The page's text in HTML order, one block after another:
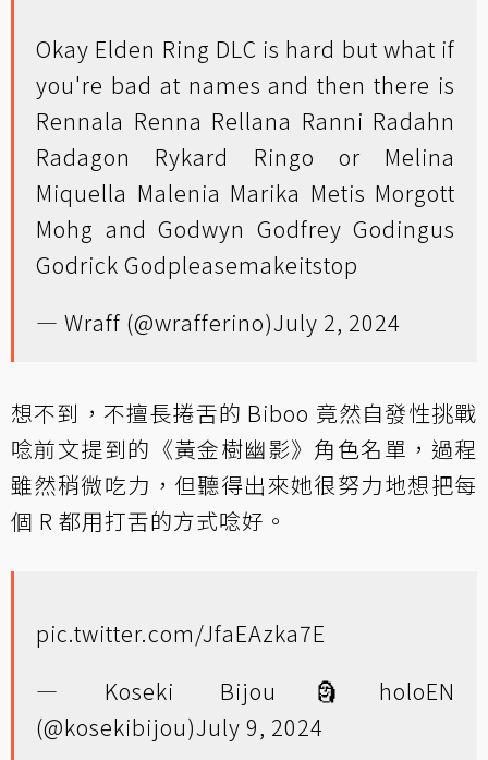
Okay Elden Ring DLC is hard but what if
you're bad at names and then there is
Rennala Renna Rellana Ranni Radahn
Radagon Rykard Ringo or Melina
Miquella Malenia Marika Metis Morgott
Mohg and Godwyn Godfrey Godingus
Godrick Godpleasemakeitstop
— Wraff (@wrafferino)July 2, 2024
想不到，不擅長捲舌的 Biboo 竟然自發性挑戰
唸前文提到的《黃金樹幽影》角色名單，過程
雖然稍微吃力，但聽得出來她很努力地想把每
個 R 都用打舌的方式唸好。
pic.twitter.com/JfaEAzka7E
— Koseki Bijou🗿holoEN
(@kosekibijou)July 9, 2024